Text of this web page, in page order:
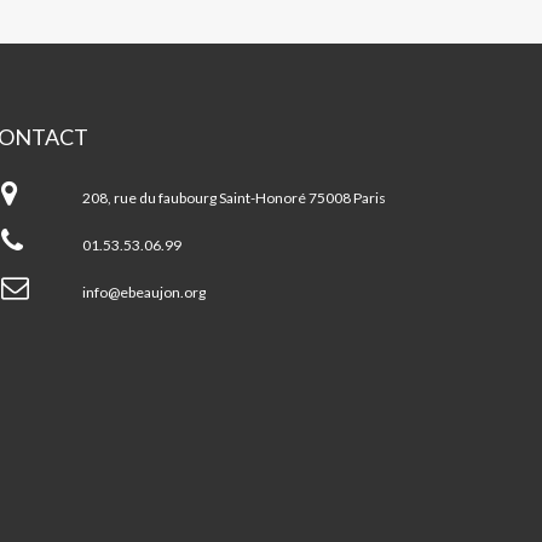
208, rue du faubourg Saint-Honoré 75008 Paris
01.53.53.06.99
info@ebeaujon.org